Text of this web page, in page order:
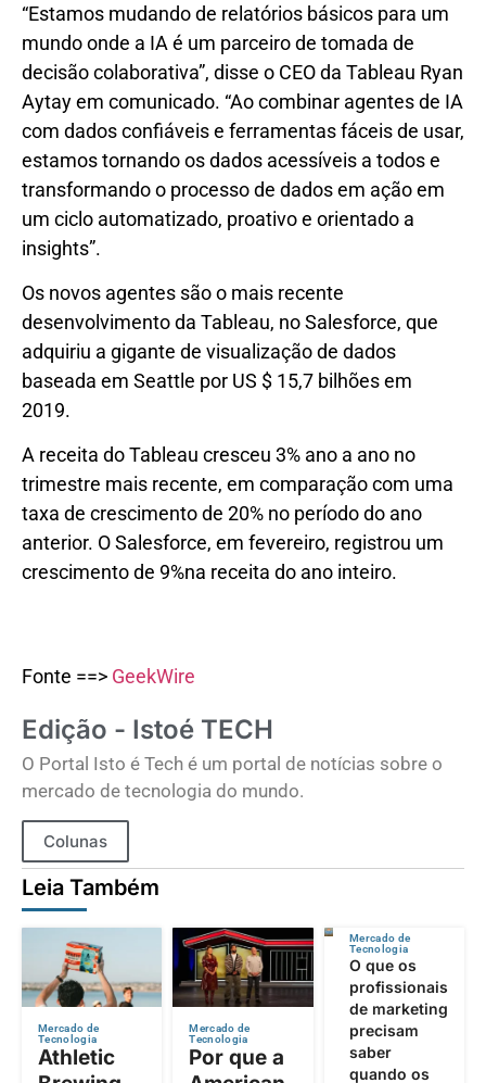
“Estamos mudando de relatórios básicos para um
mundo onde a IA é um parceiro de tomada de
decisão colaborativa”, disse o CEO da Tableau Ryan
Aytay em comunicado. “Ao combinar agentes de IA
com dados confiáveis ​​e ferramentas fáceis de usar,
estamos tornando os dados acessíveis a todos e
transformando o processo de dados em ação em
um ciclo automatizado, proativo e orientado a
insights”.
Os novos agentes são o mais recente
desenvolvimento da Tableau, no Salesforce, que
adquiriu a gigante de visualização de dados
baseada em Seattle por US $ 15,7 bilhões em
2019.
A receita do Tableau cresceu 3% ano a ano no
trimestre mais recente, em comparação com uma
taxa de crescimento de 20% no período do ano
anterior. O Salesforce, em fevereiro, registrou um
crescimento de 9%na receita do ano inteiro.
Fonte ==> GeekWire
Edição - Istoé TECH
O Portal Isto é Tech é um portal de notícias sobre o
mercado de tecnologia do mundo.
Colunas
Leia Também
Mercado de
Tecnologia
Athletic
Mercado de
Tecnologia
Por que a
Mercado de
Tecnologia
O que os
profissionais
de marketing
precisam
saber
quando os